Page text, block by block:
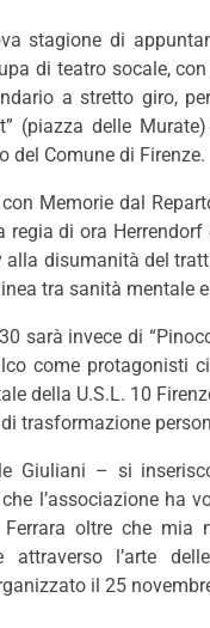
stagione di
di teatro socale,
a stretto giro,
(piazza delle
del Comune di Firenze.
Memorie dal
di ora
alla disumanità del
tra sanità mentale
sarà invece di
come protagonisti
della U.S.L. 10
trasformazione
Giuliani – si
l’associazione ha
oltre che mia
attraverso l’arte
il 25